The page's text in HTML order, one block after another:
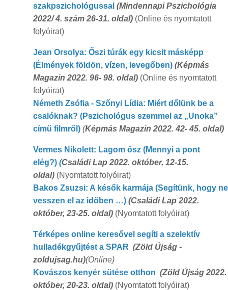
szakpszichológussal (Mindennapi Pszichológia
2022/ 4. szám 26-31. oldal) (Online és nyomtatott
folyóirat)
Jean Orsolya: Őszi túrák egy kicsit másképp
(Élmények földön, vízen, levegőben) (Képmás
Magazin 2022. 96- 98. oldal) (Online és nyomtatott
folyóirat)
Németh Zsófia - Szőnyi Lídia: Miért dőlünk be a
csalóknak? (Pszichológus szemmel az „Unoka”
című filmről) (Képmás Magazin 2022. 42- 45. oldal)
Vermes Nikolett: Lagom ősz (Mennyi a pont
elég?) (Családi Lap 2022. október, 12-15.
oldal) (Nyomtatott folyóirat)
Bakos Zsuzsi: A késők karmája (Segítünk, hogy ne
vesszen el az időben …) (Családi Lap 2022.
október, 23-25. oldal) (Nyomtatott folyóirat)
Térképes online keresővel segíti a szelektív
hulladékgyűjtést a SPAR (Zöld Újság -
zoldujsag.hu)(Online)
Kovászos kenyér sütése otthon (Zöld Újság 2022.
október, 20-23. oldal) (Nyomtatott folyóirat)